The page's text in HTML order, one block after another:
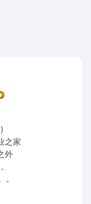
之家
外